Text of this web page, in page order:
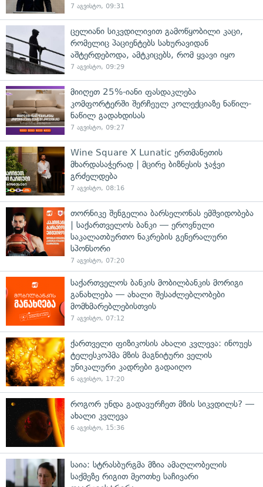
7 აგვისტო, 09:31
ცელიანი სიკვდილივით გამოწყობილი კაცი,
რომელიც პაციენტებს სახურავიდან
აშტერდებოდა, ამტკიცებს, რომ ყვავი იყო
7 აგვისტო, 09:29
მიიღეთ 25%-იანი ფასდაკლება
კომფორტერში შერჩეულ კოლექციაზე ნაწილ-
ნაწილ გადახდისას
7 აგვისტო, 09:27
Wine Square X Lunatic ერთმანეთის
მხარდასაჭერად | მცირე ბიზნესის ჯაჭვი
გრძელდება
7 აგვისტო, 08:16
თორნიკე შენგელია ბარსელონას ემშვიდობება
| საქართველოს ბანკი — ეროვნული
საკალათბურთო ნაკრების გენერალური
სპონსორი
7 აგვისტო, 07:20
საქართველოს ბანკის მობილბანკის მორიგი
განახლება — ახალი შესაძლებლობები
მომხმარებლებისთვის
7 აგვისტო, 07:12
ქართველი ფიზიკოსის ახალი კვლევა: ინოუეს
ტელესკოპმა მზის მაგნიტური ველის
უნიკალური კადრები გადაიღო
6 აგვისტო, 17:20
როგორ უნდა გადავურჩეთ მზის სიკვდილს? —
ახალი კვლევა
6 აგვისტო, 15:36
საია: სტრასბურგმა მზია ამაღლობელის
საქმეზე რიგით მეოთხე საჩივარი